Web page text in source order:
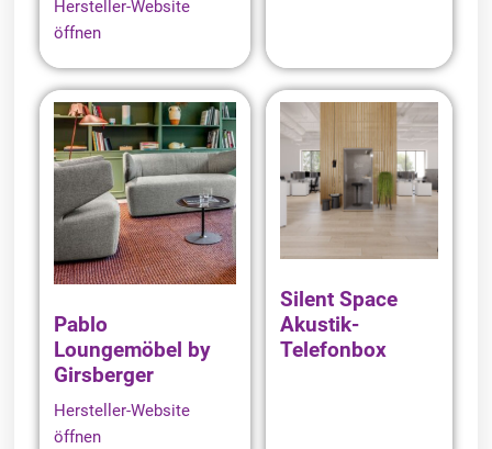
Hersteller-Website
öffnen
Pablo
Loungemöbel by
Girsberger
Hersteller-Website
öffnen
Silent Space
Akustik-
Telefonbox